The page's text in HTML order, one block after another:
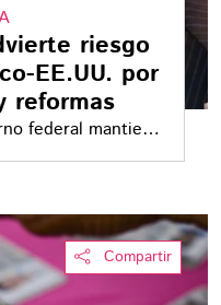
riesgo
EE.UU. por
reformas
federal mantiene
con Estados
Compartir